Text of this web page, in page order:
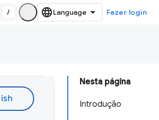
/ Fazer login
Nesta página
Introdução